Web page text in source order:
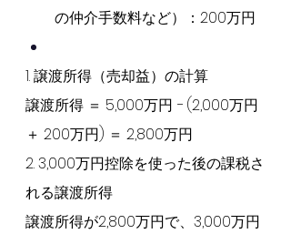
の仲介手数料など）：200万円
1. 譲渡所得（売却益）の計算
譲渡所得 ＝ 5,000万円 − (2,000万円
＋ 200万円) ＝ 2,800万円
2. 3,000万円控除を使った後の課税さ
れる譲渡所得
譲渡所得が2,800万円で、3,000万円